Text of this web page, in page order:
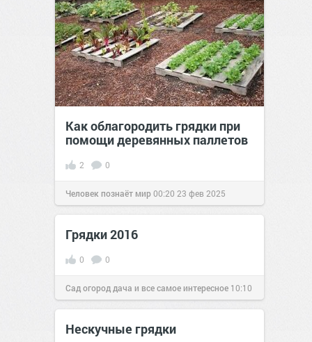
Как облагородить грядки при
помощи деревянных паллетов
2 0
Человек познаёт мир00:20 23 фев 2025
Грядки 2016
0 0
Сад огород дача и все самое интересное 10:10
19 май 2016
Нескучные грядки